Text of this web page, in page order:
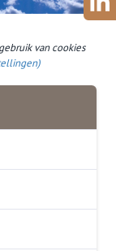
van cookies